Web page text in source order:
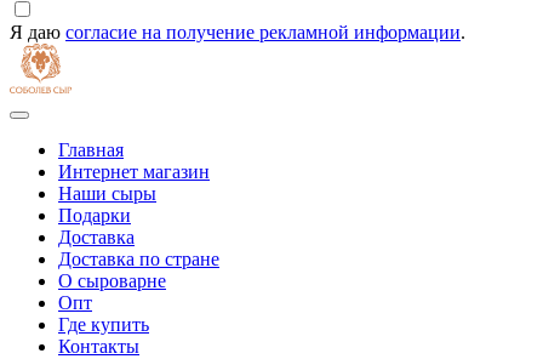
Я даю согласие на получение рекламной информации.
Главная
Интернет магазин
Наши сыры
Подарки
Доставка
Доставка по стране
О сыроварне
Опт
Где купить
Контакты